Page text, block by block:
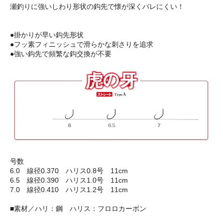
瀬釣りに強いしわり形状の鈎先で懐が深くバレにくい！
●掛かりが早い鈎先形状
●フッ素フィニッシュで滑らかな刺さりを追求
●強い鈎先で頻繁な鈎交換が不要
号数
6.0 線径0.370 ハリス0.8号 11cm
6.5 線径0.390 ハリス1.0号 11cm
7.0 線径0.410 ハリス1.2号 11cm
■素材／ハリ：鋼 ハリス：フロロカーボン